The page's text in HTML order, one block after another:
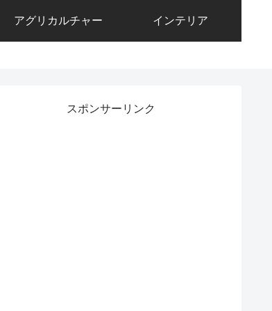
アグリカルチャー インテリア
スポンサーリンク